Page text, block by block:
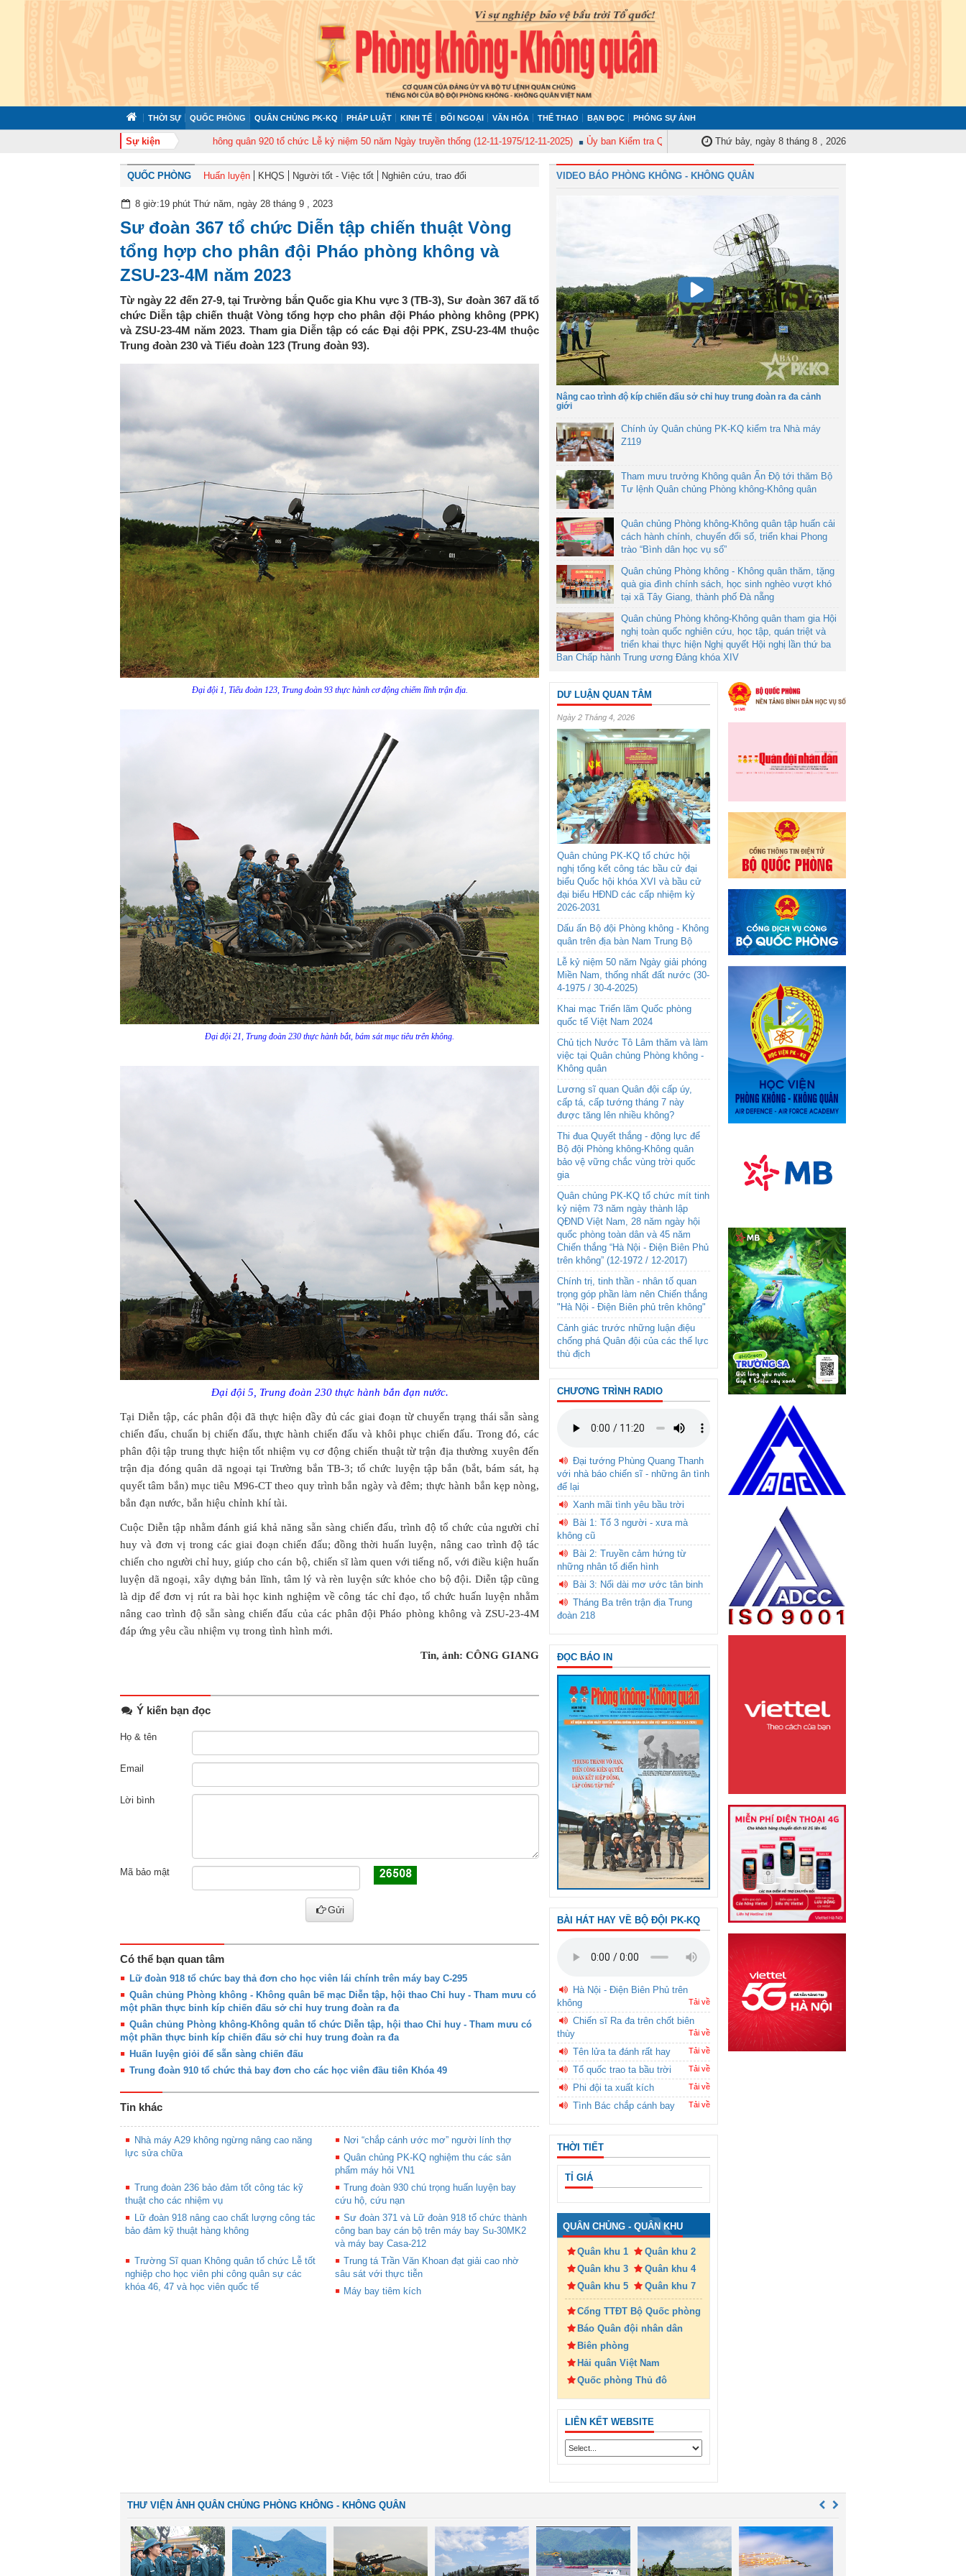
THỜI SỰ QUỐC PHÒNG QUÂN CHỦNG PK-KQ PHÁP LUẬT KINH TẾ ĐỐI NGOẠI VĂN HÓA THỂ THAO BẠN ĐỌC PHÓNG SỰ ẢNH
Sự kiện
Trung đoàn Không quân 920 tổ chức Lễ kỷ niệm 50 năm Ngày truyền thống (12-11-1975/12-11-2025) Ủy ban Kiểm tra Quân ủy Trung ương tập huấn nghiệp vụ công tác kiểm tra, giám sát năm 2025
Thứ bảy, ngày 8 tháng 8 , 2026
QUỐC PHÒNG Huấn luyện KHQS Người tốt - Việc tốt Nghiên cứu, trao đổi
8 giờ:19 phút Thứ năm, ngày 28 tháng 9 , 2023
Sư đoàn 367 tổ chức Diễn tập chiến thuật Vòng
tổng hợp cho phân đội Pháo phòng không và
ZSU-23-4M năm 2023
Từ ngày 22 đến 27-9, tại Trường bắn Quốc gia Khu vực 3 (TB-3), Sư đoàn 367 đã tổ
chức Diễn tập chiến thuật Vòng tổng hợp cho phân đội Pháo phòng không (PPK)
và ZSU-23-4M năm 2023. Tham gia Diễn tập có các Đại đội PPK, ZSU-23-4M thuộc
Trung đoàn 230 và Tiểu đoàn 123 (Trung đoàn 93).
Đại đội 1, Tiểu đoàn 123, Trung đoàn 93 thực hành cơ động chiếm lĩnh trận địa.
Đại đội 21, Trung đoàn 230 thực hành bắt, bám sát mục tiêu trên không.
Đại đội 5, Trung đoàn 230 thực hành bắn đạn nước.
Tại Diễn tập, các phân đội đã thực hiện đầy đủ các giai đoạn từ chuyển trạng thái sẵn sàng
chiến đấu, chuẩn bị chiến đấu, thực hành chiến đấu và khôi phục chiến đấu. Trong đó, các
phân đội tập trung thực hiện tốt nhiệm vụ cơ động chiến thuật từ trận địa thường xuyên đến
trận địa đóng quân dã ngoại tại Trường bắn TB-3; tổ chức luyện tập bắn (bắt, bám sát, hạ
quyết tâm bắn) mục tiêu M96-CT theo quy trình bắn ngày và đêm; thực hành bắn kẹp nòng,
bắn đạn nước, bắn hiệu chỉnh khí tài.
Cuộc Diễn tập nhằm đánh giá khả năng sẵn sàng chiến đấu, trình độ tổ chức của người chỉ
huy và đơn vị trong các giai đoạn chiến đấu; đồng thời huấn luyện, nâng cao trình độ tác
chiến cho người chỉ huy, giúp cho cán bộ, chiến sĩ làm quen với tiếng nổ, với điều kiện huấn
luyện dã ngoại, xây dựng bản lĩnh, tâm lý và rèn luyện sức khỏe cho bộ đội. Diễn tập cũng
là dịp để đơn vị rút ra bài học kinh nghiệm về công tác chỉ đạo, tổ chức huấn luyện nhằm
nâng cao trình độ sẵn sàng chiến đấu của các phân đội Pháo phòng không và ZSU-23-4M
đáp ứng yêu cầu nhiệm vụ trong tình hình mới.
Tin, ảnh: CÔNG GIANG
Ý kiến bạn đọc
Họ & tên
Email
Lời bình
Mã bảo mật
Gửi
Có thể bạn quan tâm
Lữ đoàn 918 tổ chức bay thả đơn cho học viên lái chính trên máy bay C-295
Quân chủng Phòng không - Không quân bế mạc Diễn tập, hội thao Chỉ huy - Tham mưu có
một phần thực binh kíp chiến đấu sở chỉ huy trung đoàn ra đa
Quân chủng Phòng không-Không quân tổ chức Diễn tập, hội thao Chỉ huy - Tham mưu có
một phần thực binh kíp chiến đấu sở chỉ huy trung đoàn ra đa
Huấn luyện giỏi để sẵn sàng chiến đấu
Trung đoàn 910 tổ chức thả bay đơn cho các học viên đầu tiên Khóa 49
Tin khác
Nhà máy A29 không ngừng nâng cao năng
lực sửa chữa
Nơi “chắp cánh ước mơ” người lính thợ
Quân chủng PK-KQ nghiệm thu các sản
phẩm máy hỏi VN1
Trung đoàn 236 bảo đảm tốt công tác kỹ
thuật cho các nhiệm vụ
Trung đoàn 930 chú trọng huấn luyện bay
cứu hộ, cứu nạn
Lữ đoàn 918 nâng cao chất lượng công tác
bảo đảm kỹ thuật hàng không
Sư đoàn 371 và Lữ đoàn 918 tổ chức thành
công ban bay cán bộ trên máy bay Su-30MK2
và máy bay Casa-212
Trường Sĩ quan Không quân tổ chức Lễ tốt
nghiệp cho học viên phi công quân sự các
khóa 46, 47 và học viên quốc tế
Trung tá Trần Văn Khoan đạt giải cao nhờ
sâu sát với thực tiễn
Máy bay tiêm kích
VIDEO BÁO PHÒNG KHÔNG - KHÔNG QUÂN
Nâng cao trình độ kíp chiến đấu sở chỉ huy trung đoàn ra đa cảnh
giới
Chính ủy Quân chủng PK-KQ kiểm tra Nhà máy
Z119
Tham mưu trưởng Không quân Ấn Độ tới thăm Bộ
Tư lệnh Quân chủng Phòng không-Không quân
Quân chủng Phòng không-Không quân tập huấn cải
cách hành chính, chuyển đổi số, triển khai Phong
trào “Bình dân học vụ số”
Quân chủng Phòng không - Không quân thăm, tặng
quà gia đình chính sách, học sinh nghèo vượt khó
tại xã Tây Giang, thành phố Đà nẵng
Quân chủng Phòng không-Không quân tham gia Hội
nghị toàn quốc nghiên cứu, học tập, quán triệt và
triển khai thực hiện Nghị quyết Hội nghị lần thứ ba
Ban Chấp hành Trung ương Đảng khóa XIV
DƯ LUẬN QUAN TÂM
Ngày 2 Tháng 4, 2026
Quân chủng PK-KQ tổ chức hội
nghị tổng kết công tác bầu cử đại
biểu Quốc hội khóa XVI và bầu cử
đại biểu HĐND các cấp nhiệm kỳ
2026-2031
Dấu ấn Bộ đội Phòng không - Không
quân trên địa bàn Nam Trung Bộ
Lễ kỷ niệm 50 năm Ngày giải phóng
Miền Nam, thống nhất đất nước (30-
4-1975 / 30-4-2025)
Khai mạc Triển lãm Quốc phòng
quốc tế Việt Nam 2024
Chủ tịch Nước Tô Lâm thăm và làm
việc tại Quân chủng Phòng không -
Không quân
Lương sĩ quan Quân đội cấp úy,
cấp tá, cấp tướng tháng 7 này
được tăng lên nhiều không?
Thi đua Quyết thắng - động lực để
Bộ đội Phòng không-Không quân
bảo vệ vững chắc vùng trời quốc
gia
Quân chủng PK-KQ tổ chức mít tinh
kỷ niệm 73 năm ngày thành lập
QĐND Việt Nam, 28 năm ngày hội
quốc phòng toàn dân và 45 năm
Chiến thắng “Hà Nội - Điện Biên Phủ
trên không” (12-1972 / 12-2017)
Chính trị, tinh thần - nhân tố quan
trọng góp phần làm nên Chiến thắng
"Hà Nội - Điện Biên phủ trên không"
Cảnh giác trước những luận điệu
chống phá Quân đội của các thế lực
thù địch
CHƯƠNG TRÌNH RADIO
Đại tướng Phùng Quang Thanh
với nhà báo chiến sĩ - những ân tình
để lại
Xanh mãi tình yêu bầu trời
Bài 1: Tổ 3 người - xưa mà
không cũ
Bài 2: Truyền cảm hứng từ
những nhân tố điển hình
Bài 3: Nối dài mơ ước tân binh
Tháng Ba trên trận địa Trung
đoàn 218
ĐỌC BÁO IN
BÀI HÁT HAY VỀ BỘ ĐỘI PK-KQ
Hà Nội - Điện Biên Phủ trên
không
Tải về
Chiến sĩ Ra đa trên chốt biên
thùy
Tải về
Tên lửa ta đánh rất hay Tải về
Tổ quốc trao ta bầu trời Tải về
Phi đội ta xuất kích Tải về
Tình Bác chắp cánh bay Tải về
THỜI TIẾT
TỈ GIÁ
QUÂN CHỦNG - QUÂN KHU
Quân khu 1
Quân khu 2
Quân khu 3
Quân khu 4
Quân khu 5
Quân khu 7
Cổng TTĐT Bộ Quốc phòng
Báo Quân đội nhân dân
Biên phòng
Hải quân Việt Nam
Quốc phòng Thủ đô
LIÊN KẾT WEBSITE
THƯ VIỆN ẢNH QUÂN CHỦNG PHÒNG KHÔNG - KHÔNG QUÂN